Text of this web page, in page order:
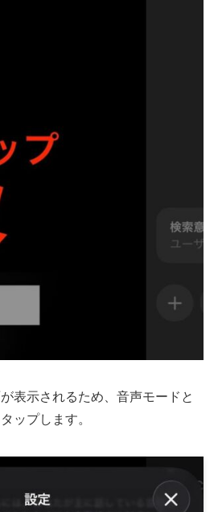
表示されるため、音声モードと
ップします。